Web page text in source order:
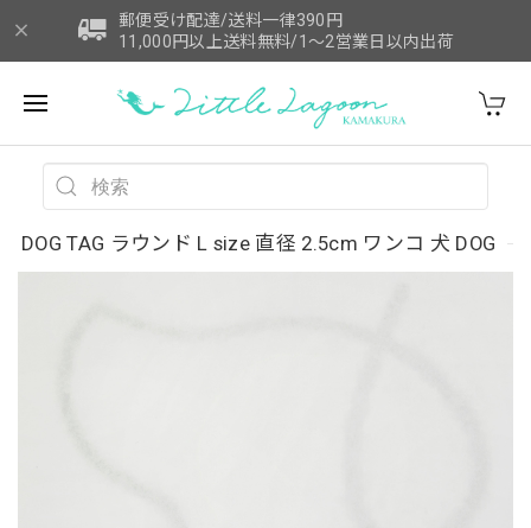
郵便受け配達/送料一律390円
11,000円以上送料無料/1～2営業日以内出荷
DOG TAG ラウンド L size 直径 2.5cm ワンコ 犬 DOG